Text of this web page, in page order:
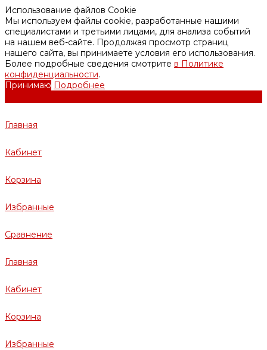
Использование файлов Cookie
Мы используем файлы cookie, разработанные нашими
специалистами и третьими лицами, для анализа событий
на нашем веб-сайте. Продолжая просмотр страниц
нашего сайта, вы принимаете условия его использования.
Более подробные сведения смотрите в Политике
конфиденциальности.
Принимаю Подробнее
Главная
Кабинет
Корзина
Избранные
Сравнение
Главная
Кабинет
Корзина
Избранные